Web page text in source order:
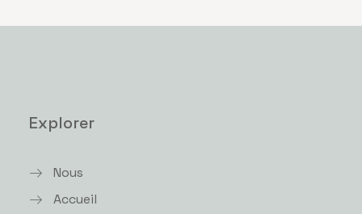
Explorer
Nous
Accueil